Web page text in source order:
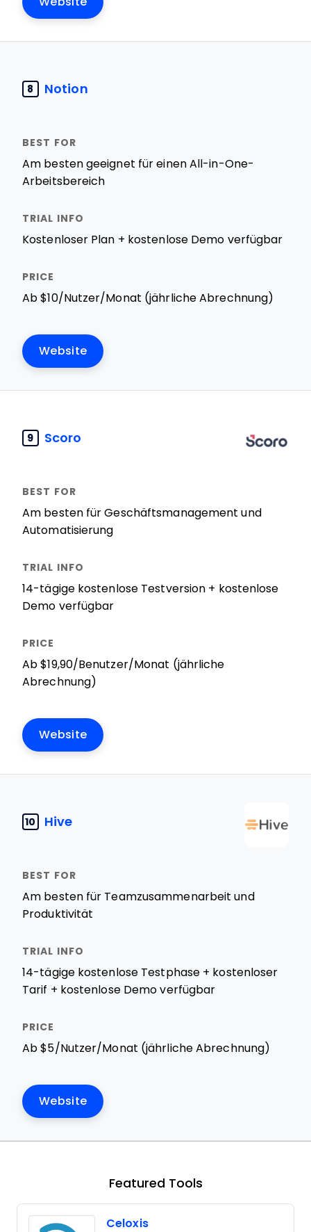
8 Notion
Am besten geeignet für einen All-in-One-
Arbeitsbereich
Kostenloser Plan + kostenlose Demo verfügbar
Ab $10/Nutzer/Monat (jährliche Abrechnung)
Website
9 Scoro
Am besten für Geschäftsmanagement und
Automatisierung
14-tägige kostenlose Testversion + kostenlose
Demo verfügbar
Ab $19,90/Benutzer/Monat (jährliche
Abrechnung)
Website
10 Hive
Am besten für Teamzusammenarbeit und
Produktivität
14-tägige kostenlose Testphase + kostenloser
Tarif + kostenlose Demo verfügbar
Ab $5/Nutzer/Monat (jährliche Abrechnung)
Website
Featured Tools
Celoxis